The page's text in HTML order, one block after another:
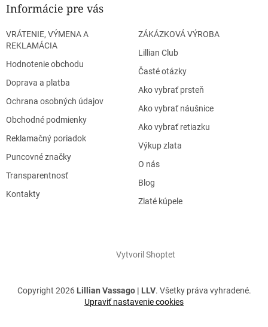
Informácie pre vás
VRÁTENIE, VÝMENA A
REKLAMÁCIA
Hodnotenie obchodu
Doprava a platba
Ochrana osobných údajov
Obchodné podmienky
Reklamačný poriadok
Puncovné značky
Transparentnosť
Kontakty
ZÁKÁZKOVÁ VÝROBA
Lillian Club
Časté otázky
Ako vybrať prsteň
Ako vybrať náušnice
Ako vybrať retiazku
Výkup zlata
O nás
Blog
Zlaté kúpele
Vytvoril Shoptet
Copyright 2026 Lillian Vassago | LLV. Všetky práva vyhradené.
Upraviť nastavenie cookies